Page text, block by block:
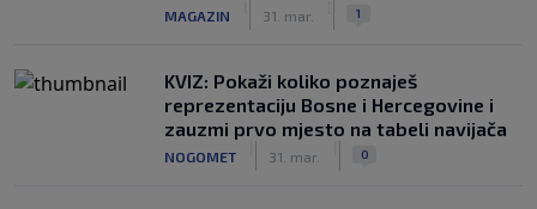
MAGAZIN 31. mar. 1
KVIZ: Pokaži koliko poznaješ
reprezentaciju Bosne i Hercegovine i
zauzmi prvo mjesto na tabeli navijača
NOGOMET 31. mar. 0